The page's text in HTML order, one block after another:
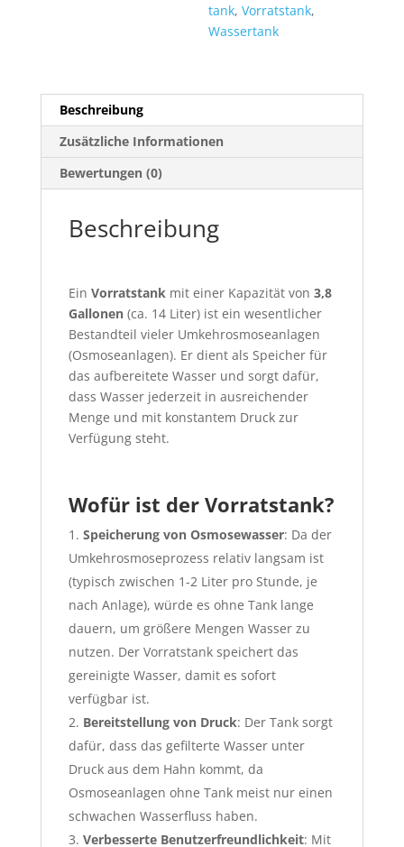
tank,Vorratstank,
Wassertank
Beschreibung
Zusätzliche Informationen
Bewertungen (0)
Beschreibung
Ein Vorratstank mit einer Kapazität von 3,8
Gallonen(ca. 14 Liter) ist ein wesentlicher
Bestandteil vieler Umkehrosmoseanlagen
(Osmoseanlagen). Er dient als Speicher für
das aufbereitete Wasser und sorgt dafür,
dass Wasser jederzeit in ausreichender
Menge und mit konstantem Druck zur
Verfügung steht.
Wofür ist der Vorratstank?
Speicherung von Osmosewasser: Da der
Umkehrosmoseprozess relativ langsam ist
(typisch zwischen 1-2 Liter pro Stunde, je
nach Anlage), würde es ohne Tank lange
dauern, um größere Mengen Wasser zu
nutzen. Der Vorratstank speichert das
gereinigte Wasser, damit es sofort
verfügbar ist.
Bereitstellung von Druck: Der Tank sorgt
dafür, dass das gefilterte Wasser unter
Druck aus dem Hahn kommt, da
Osmoseanlagen ohne Tank meist nur einen
schwachen Wasserfluss haben.
Verbesserte Benutzerfreundlichkeit: Mit